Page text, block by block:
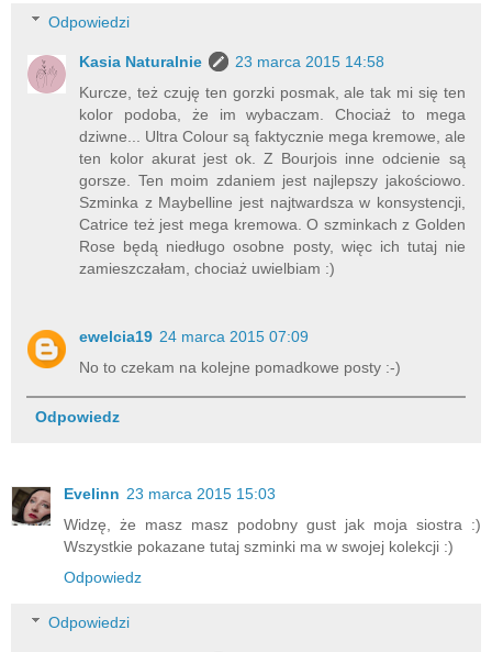
Odpowiedzi
Kasia Naturalnie
23 marca 2015 14:58
Kurcze, też czuję ten gorzki posmak, ale tak mi się ten
kolor podoba, że im wybaczam. Chociaż to mega
dziwne... Ultra Colour są faktycznie mega kremowe, ale
ten kolor akurat jest ok. Z Bourjois inne odcienie są
gorsze. Ten moim zdaniem jest najlepszy jakościowo.
Szminka z Maybelline jest najtwardsza w konsystencji,
Catrice też jest mega kremowa. O szminkach z Golden
Rose będą niedługo osobne posty, więc ich tutaj nie
zamieszczałam, chociaż uwielbiam :)
ewelcia19 24 marca 2015 07:09
No to czekam na kolejne pomadkowe posty :-)
Odpowiedz
Evelinn 23 marca 2015 15:03
Widzę, że masz masz podobny gust jak moja siostra :)
Wszystkie pokazane tutaj szminki ma w swojej kolekcji :)
Odpowiedz
Odpowiedzi